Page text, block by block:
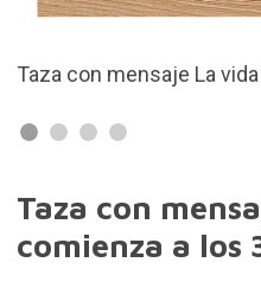
mensaje La vida
Taza con
comienza a los